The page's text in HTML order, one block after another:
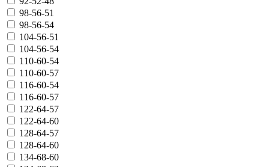
98-56-51
98-56-54
104-56-51
104-56-54
110-60-54
110-60-57
116-60-54
116-60-57
122-64-57
122-64-60
128-64-57
128-64-60
134-68-60